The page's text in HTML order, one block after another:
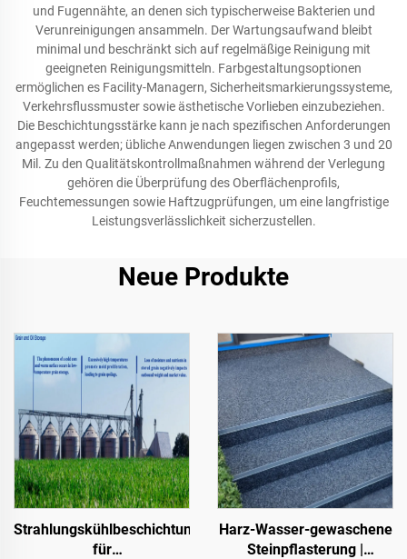
und Fugennähte, an denen sich typischerweise Bakterien und
Verunreinigungen ansammeln. Der Wartungsaufwand bleibt
minimal und beschränkt sich auf regelmäßige Reinigung mit
geeigneten Reinigungsmitteln. Farbgestaltungsoptionen
ermöglichen es Facility-Managern, Sicherheitsmarkierungssysteme,
Verkehrsflussmuster sowie ästhetische Vorlieben einzubeziehen.
Die Beschichtungsstärke kann je nach spezifischen Anforderungen
angepasst werden; übliche Anwendungen liegen zwischen 3 und 20
Mil. Zu den Qualitätskontrollmaßnahmen während der Verlegung
gehören die Überprüfung des Oberflächenprofils,
Feuchtemessungen sowie Haftzugprüfungen, um eine langfristige
Leistungsverlässlichkeit sicherzustellen.
Neue Produkte
Strahlungskühlbeschichtungen
für
Harz-Wasser-gewaschene
Steinpflasterung |